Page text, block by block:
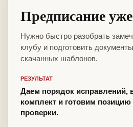
Предписание
Нужно быстро разобрать
клубу и подготовить
скачанных шаблонов.
РЕЗУЛЬТАТ
Даем порядок исправлений,
комплект и готовим
проверки.